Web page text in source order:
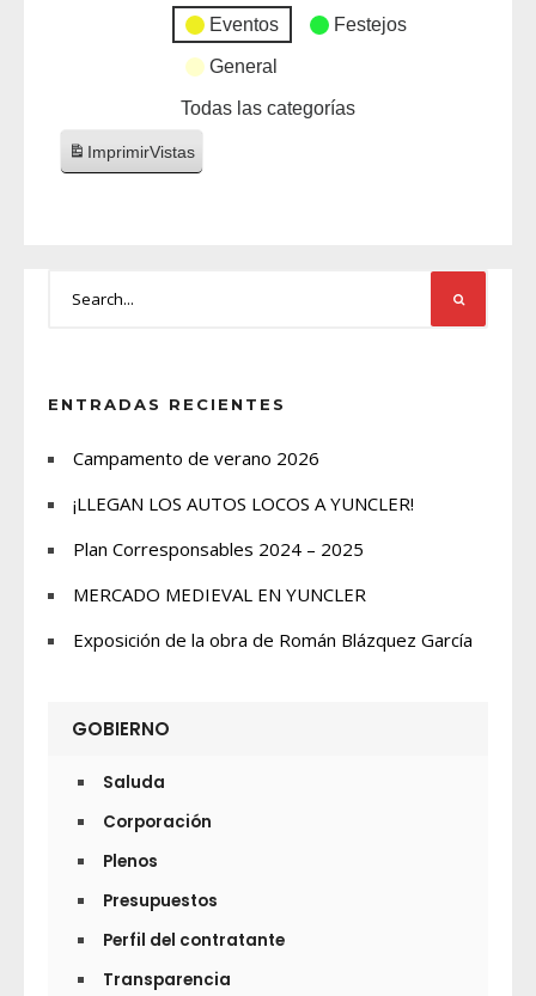
Eventos Festejos
General
Todas las categorías
ImprimirVistas
ENTRADAS RECIENTES
Campamento de verano 2026
¡LLEGAN LOS AUTOS LOCOS A YUNCLER!
Plan Corresponsables 2024 – 2025
MERCADO MEDIEVAL EN YUNCLER
Exposición de la obra de Román Blázquez García
GOBIERNO
Saluda
Corporación
Plenos
Presupuestos
Perfil del contratante
Transparencia